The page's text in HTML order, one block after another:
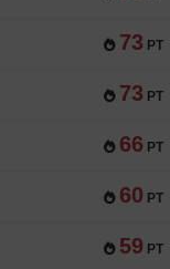
73 PT
73 PT
66 PT
60 PT
59 PT